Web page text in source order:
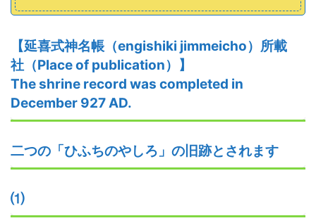
【延喜式神名帳 （engishiki jimmeicho） 所載
社（Place of publication）
】
The shrine record was completed in
December 927 AD.
二つの「ひふちのやしろ」の旧跡とされます
⑴